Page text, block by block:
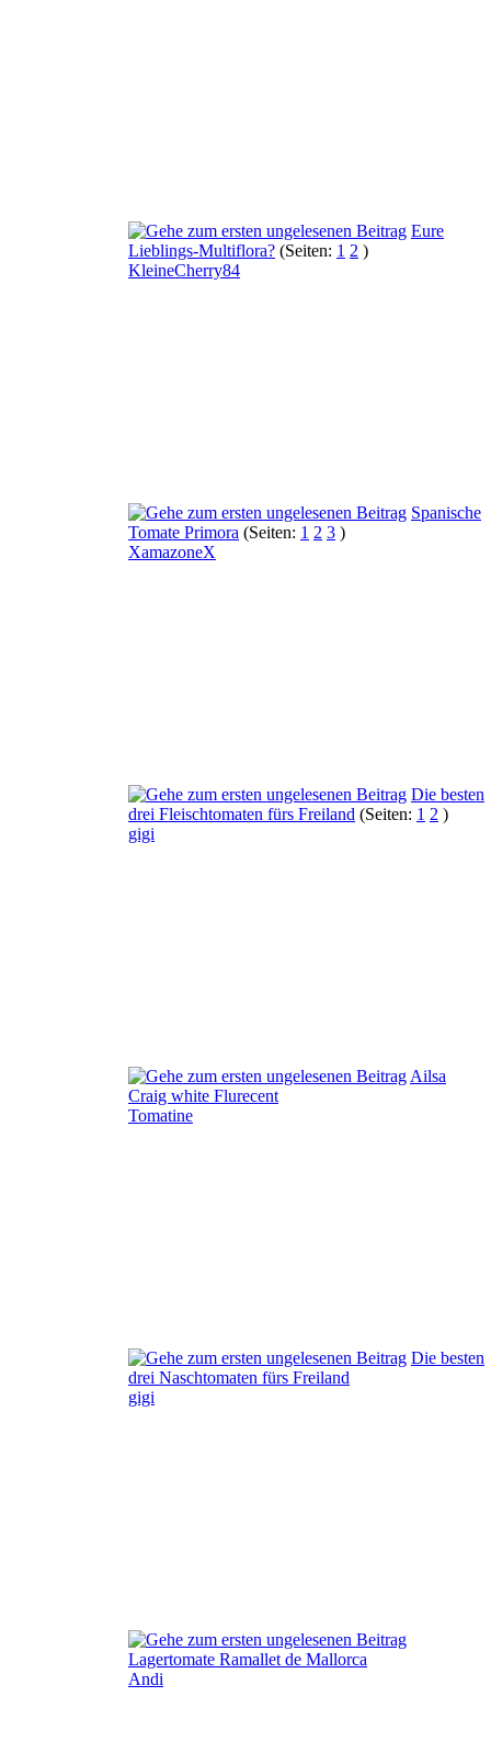
Eure
Lieblings-Multiflora? (Seiten: 1 2 )
KleineCherry84
Spanische
Tomate Primora (Seiten: 1 2 3 )
XamazoneX
Die besten
drei Fleischtomaten fürs Freiland (Seiten: 1 2 )
gigi
Ailsa
Craig white Flurecent
Tomatine
Die besten
drei Naschtomaten fürs Freiland
gigi
Lagertomate Ramallet de Mallorca
Andi